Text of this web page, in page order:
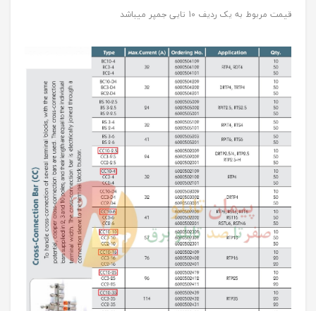
قیمت مربوط به یک ردیف 10 تایی جمپر میباشد